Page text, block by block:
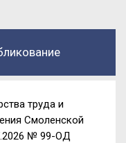
труда и
Смоленской
№ 99-ОД